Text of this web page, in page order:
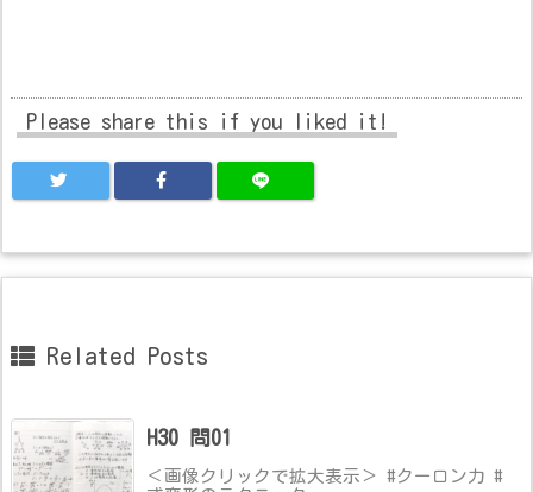
Please share this if you liked it!
Related Posts
H30 問01
＜画像クリックで拡大表示＞ #クーロン力 #